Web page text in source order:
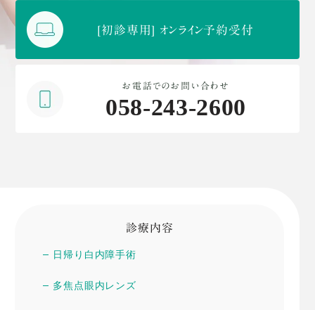
[初診専用] オンライン予約受付
お電話でのお問い合わせ
058-243-2600
診療内容
日帰り白内障手術
多焦点眼内レンズ